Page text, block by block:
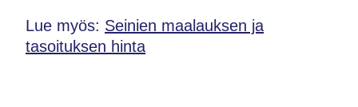
Lue myös: Seinien maalauksen ja
tasoituksen hinta